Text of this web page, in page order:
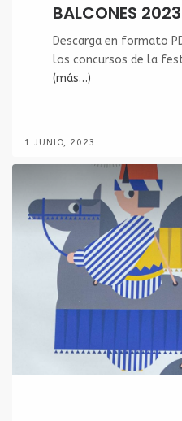
BALCONES 2023
Descarga en formato
los concursos de la
(más…)
1 JUNIO, 2023